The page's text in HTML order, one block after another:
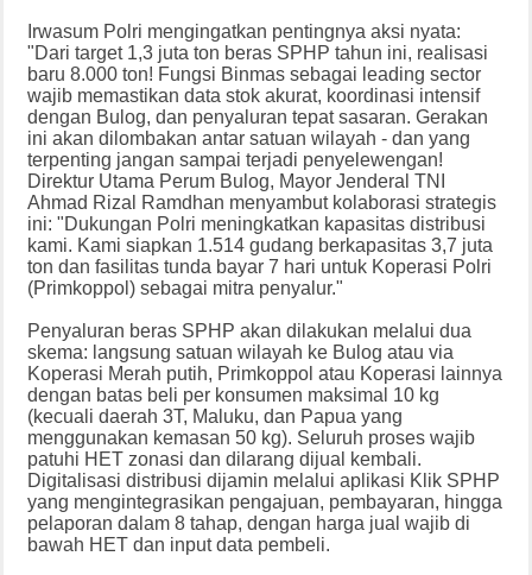
Irwasum Polri mengingatkan pentingnya aksi nyata:
"Dari target 1,3 juta ton beras SPHP tahun ini, realisasi
baru 8.000 ton! Fungsi Binmas sebagai leading sector
wajib memastikan data stok akurat, koordinasi intensif
dengan Bulog, dan penyaluran tepat sasaran. Gerakan
ini akan dilombakan antar satuan wilayah - dan yang
terpenting jangan sampai terjadi penyelewengan!
Direktur Utama Perum Bulog, Mayor Jenderal TNI
Ahmad Rizal Ramdhan menyambut kolaborasi strategis
ini: "Dukungan Polri meningkatkan kapasitas distribusi
kami. Kami siapkan 1.514 gudang berkapasitas 3,7 juta
ton dan fasilitas tunda bayar 7 hari untuk Koperasi Polri
(Primkoppol) sebagai mitra penyalur."
Penyaluran beras SPHP akan dilakukan melalui dua
skema: langsung satuan wilayah ke Bulog atau via
Koperasi Merah putih, Primkoppol atau Koperasi lainnya
dengan batas beli per konsumen maksimal 10 kg
(kecuali daerah 3T, Maluku, dan Papua yang
menggunakan kemasan 50 kg). Seluruh proses wajib
patuhi HET zonasi dan dilarang dijual kembali.
Digitalisasi distribusi dijamin melalui aplikasi Klik SPHP
yang mengintegrasikan pengajuan, pembayaran, hingga
pelaporan dalam 8 tahap, dengan harga jual wajib di
bawah HET dan input data pembeli.